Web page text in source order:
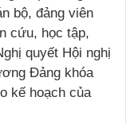
bộ, đảng viên
cứu, học tập,
quyết Hội nghị
Đảng khóa
kế hoạch của